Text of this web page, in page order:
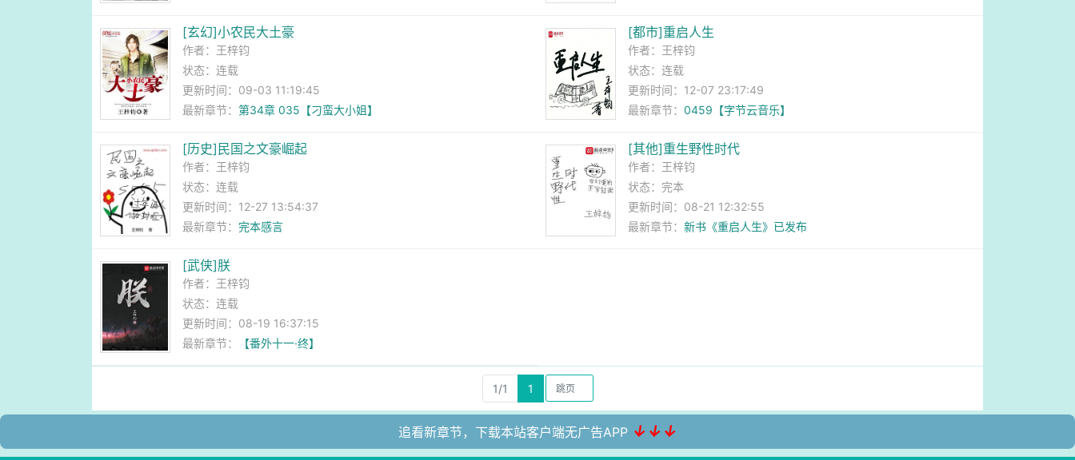
[玄幻]小农民大土豪
作者： 王梓钧
状态：连载
更新时间：09-03 11:19:45
最新章节：第34章 035【刁蛮大小姐】
[都市]重启人生
作者： 王梓钧
状态：连载
更新时间：12-07 23:17:49
最新章节： 0459【字节云音乐】
[历史]民国之文豪崛起
作者： 王梓钧
状态：连载
更新时间：12-27 13:54:37
最新章节：完本感言
[其他]重生野性时代
作者： 王梓钧
状态：完本
更新时间：08-21 12:32:55
最新章节： 新书《重启人生》已发布
[武侠]朕
作者： 王梓钧
状态：连载
更新时间：08-19 16:37:15
最新章节：
【番外十一·终】
1/1 1
追看新章节，下载本站客户端无广告APP ↓↓↓